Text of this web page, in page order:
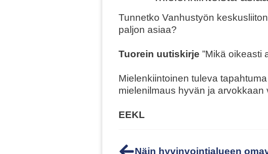
Tunnetko Vanhustyön
paljon asiaa?
Tuorein uutiskirje ”Mikä oikeasti
Mielenkiintoinen tuleva
mielenilmaus hyvän ja
EEKL